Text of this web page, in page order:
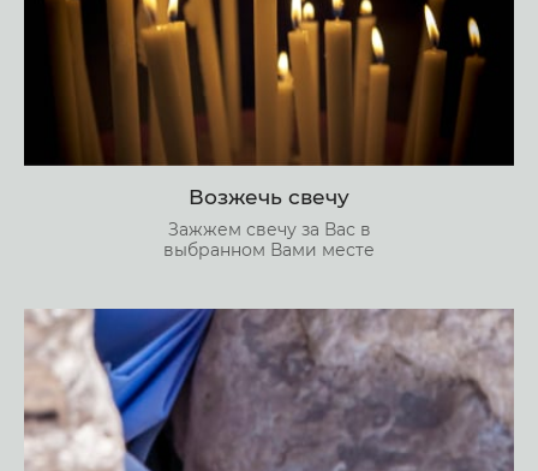
Возжечь свечу
Зажжем свечу за Вас в
выбранном Вами месте